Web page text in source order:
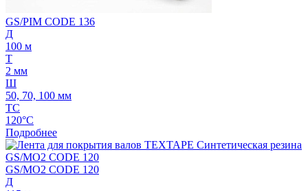
GS/PIM CODE 136
Д
100 м
Т
2 мм
Ш
50, 70, 100 мм
ТС
120°C
Подробнее
GS/MO2 CODE 120
Д